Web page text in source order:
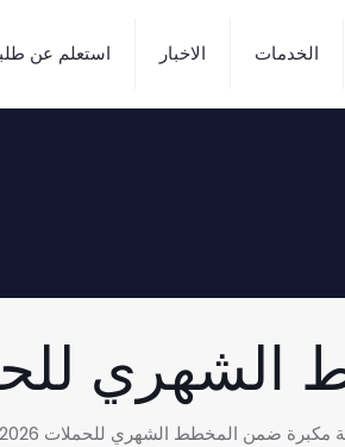
الخدمات الاخبار استعلم عن
للحملات
مكبرة ضمن المخطط الشهري للحملات 18/5/2026